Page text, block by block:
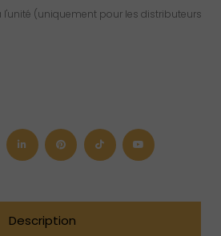
l'unité (uniquement pour les distributeurs
Description